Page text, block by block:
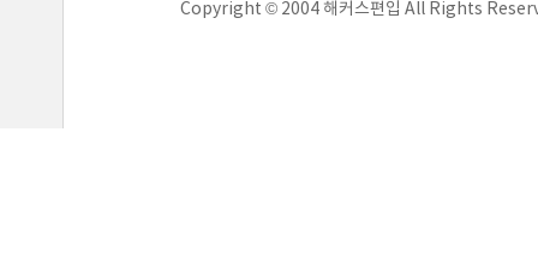
Copyright © 2004 해커스편입 All Rights